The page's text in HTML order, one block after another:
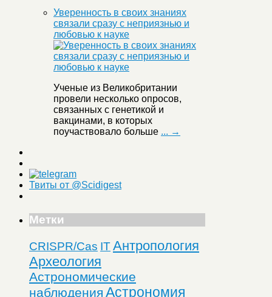
Уверенность в своих знаниях
связали сразу с неприязнью и
любовью к науке
Ученые из Великобритании
провели несколько опросов,
связанных с генетикой и
вакцинами, в которых
поучаствовало больше ... →
Твиты от @Scidigest
Метки
CRISPR/Cas ITАнтропология
Археология
Астрономические
наблюдения Астрономия